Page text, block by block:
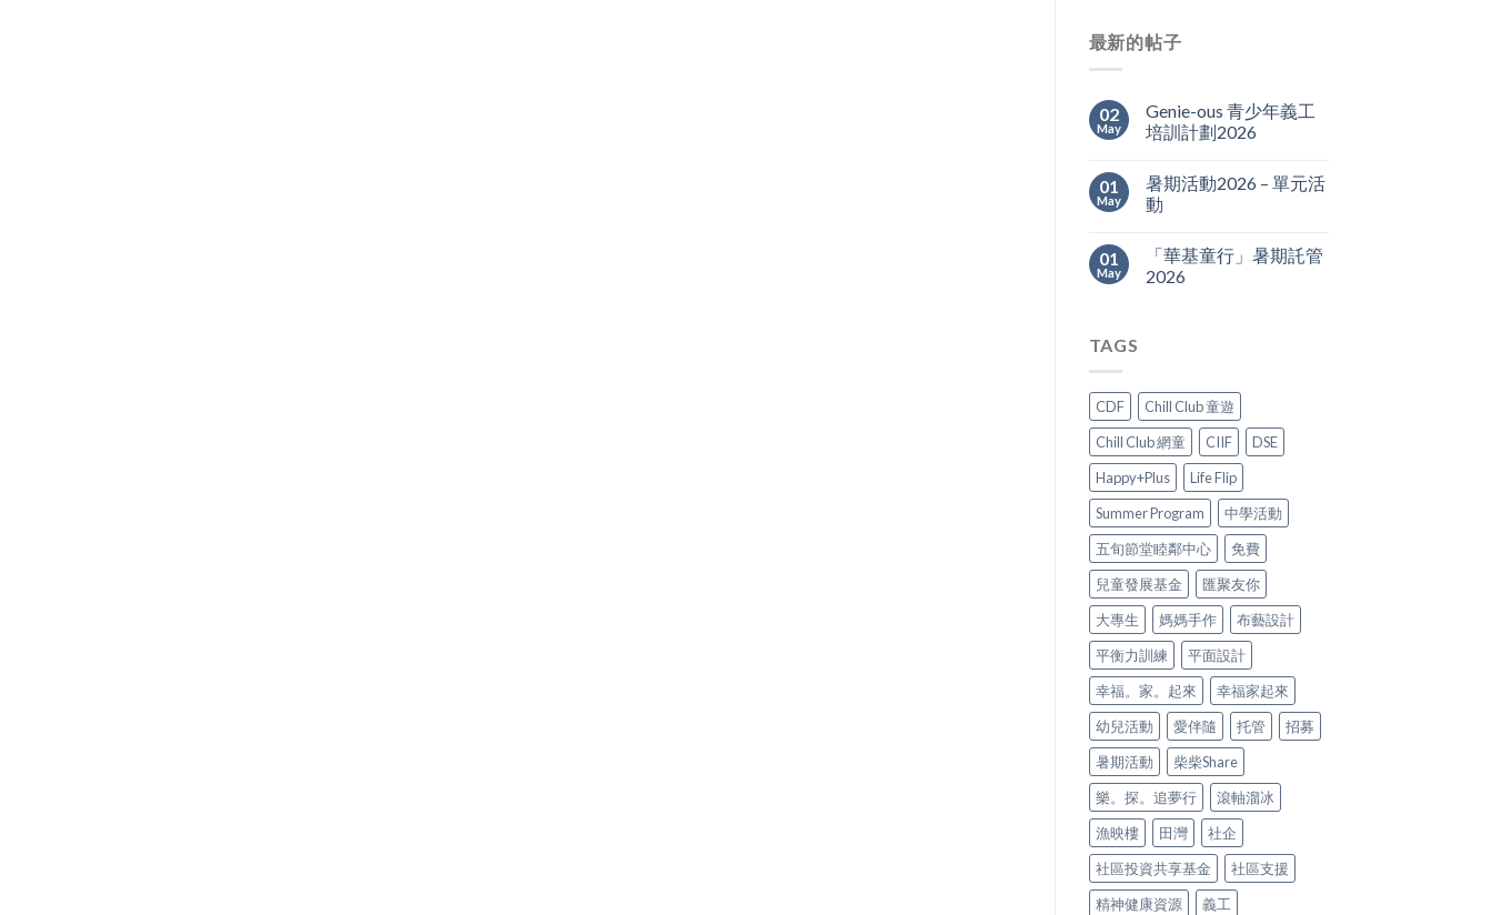
最新的帖子
02
May
Genie-ous 青少年義工
培訓計劃2026
01
May
暑期活動2026 – 單元活
動
01
May
「華基童行」暑期託管
2026
TAGS
CDF
Chill Club 童遊
Chill Club 網童
CIIF
DSE
Happy+Plus
Life Flip
Summer Program
中學活動
五旬節堂睦鄰中心
免費
兒童發展基金
匯聚友你
大專生
媽媽手作
布藝設計
平衡力訓練
平面設計
幸福。家。起來
幸福家起來
幼兒活動
愛伴隨 托管
招募
暑期活動
柴柴Share
樂。探。追夢行
滾軸溜冰
漁映樓
田灣
社企
社區投資共享基金
社區支援
精神健康資源
義工